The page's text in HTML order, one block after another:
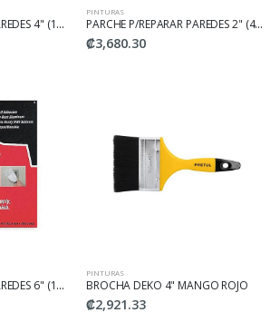
PARCHE P/REPARAR PAREDES 4" (1UNID) DAP09164
PINTURAS
PARCHE P/REPARAR PAREDES 2" (4UNID) DAP09162
₡3,680.30
PARCHE P/REPARAR PAREDES 6" (1UNID) DAP09166
PINTURAS
BROCHA DEKO 4" MANGO ROJO
₡2,921.33